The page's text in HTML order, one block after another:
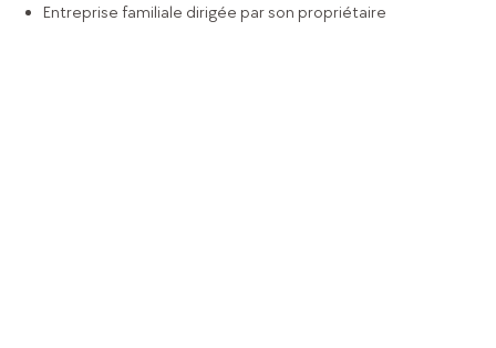
Entreprise familiale dirigée par son propriétaire